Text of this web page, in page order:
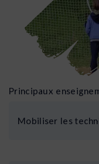
Principaux
Mobiliser les